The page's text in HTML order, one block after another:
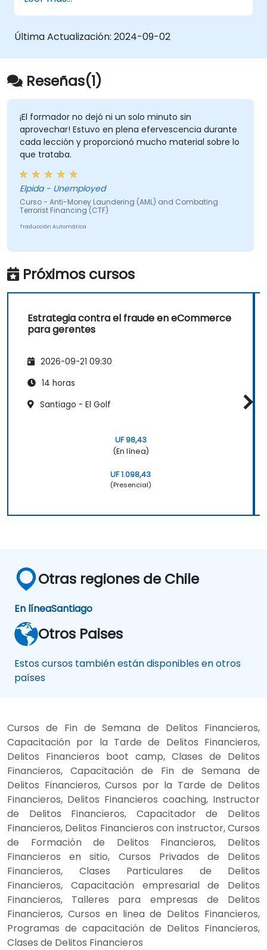
Última Actualización: 2024-09-02
Reseñas(1)
¡El formador no dejó ni un solo minuto sin
aprovechar! Estuvo en plena efervescencia durante
cada lección y proporcionó mucho material sobre lo
que trataba.
Elpida - Unemployed
Curso - Anti-Money Laundering (AML) and Combating
Terrorist Financing (CTF)
Traducción Automática
Próximos cursos
Estrategia contra el fraude en eCommerce
para gerentes
2026-09-21 09:30
14 horas
Santiago - El Golf
UF 98,43
(En línea)
UF 1.098,43
(Presencial)
Otras regiones de Chile
En líneaSantiago
Otros Paises
Estos cursos también están disponibles en otros
países
Cursos de Fin de Semana de Delitos Financieros,
Capacitación por la Tarde de Delitos Financieros,
Delitos Financieros boot camp, Clases de Delitos
Financieros, Capacitación de Fin de Semana de
Delitos Financieros, Cursos por la Tarde de Delitos
Financieros, Delitos Financieros coaching, Instructor
de Delitos Financieros, Capacitador de Delitos
Financieros, Delitos Financieros con instructor, Cursos
de Formación de Delitos Financieros, Delitos
Financieros en sitio, Cursos Privados de Delitos
Financieros, Clases Particulares de Delitos
Financieros, Capacitación empresarial de Delitos
Financieros, Talleres para empresas de Delitos
Financieros, Cursos en linea de Delitos Financieros,
Programas de capacitación de Delitos Financieros,
Clases de Delitos Financieros